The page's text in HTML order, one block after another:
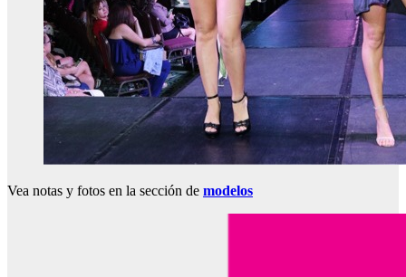
Vea notas y fotos en la sección de modelos